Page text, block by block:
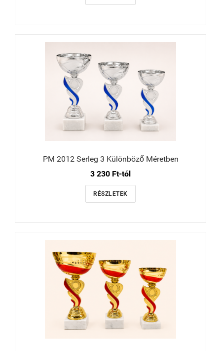
PM 2012 Serleg 3 Különböző Méretben
3 230 Ft-tól
RÉSZLETEK